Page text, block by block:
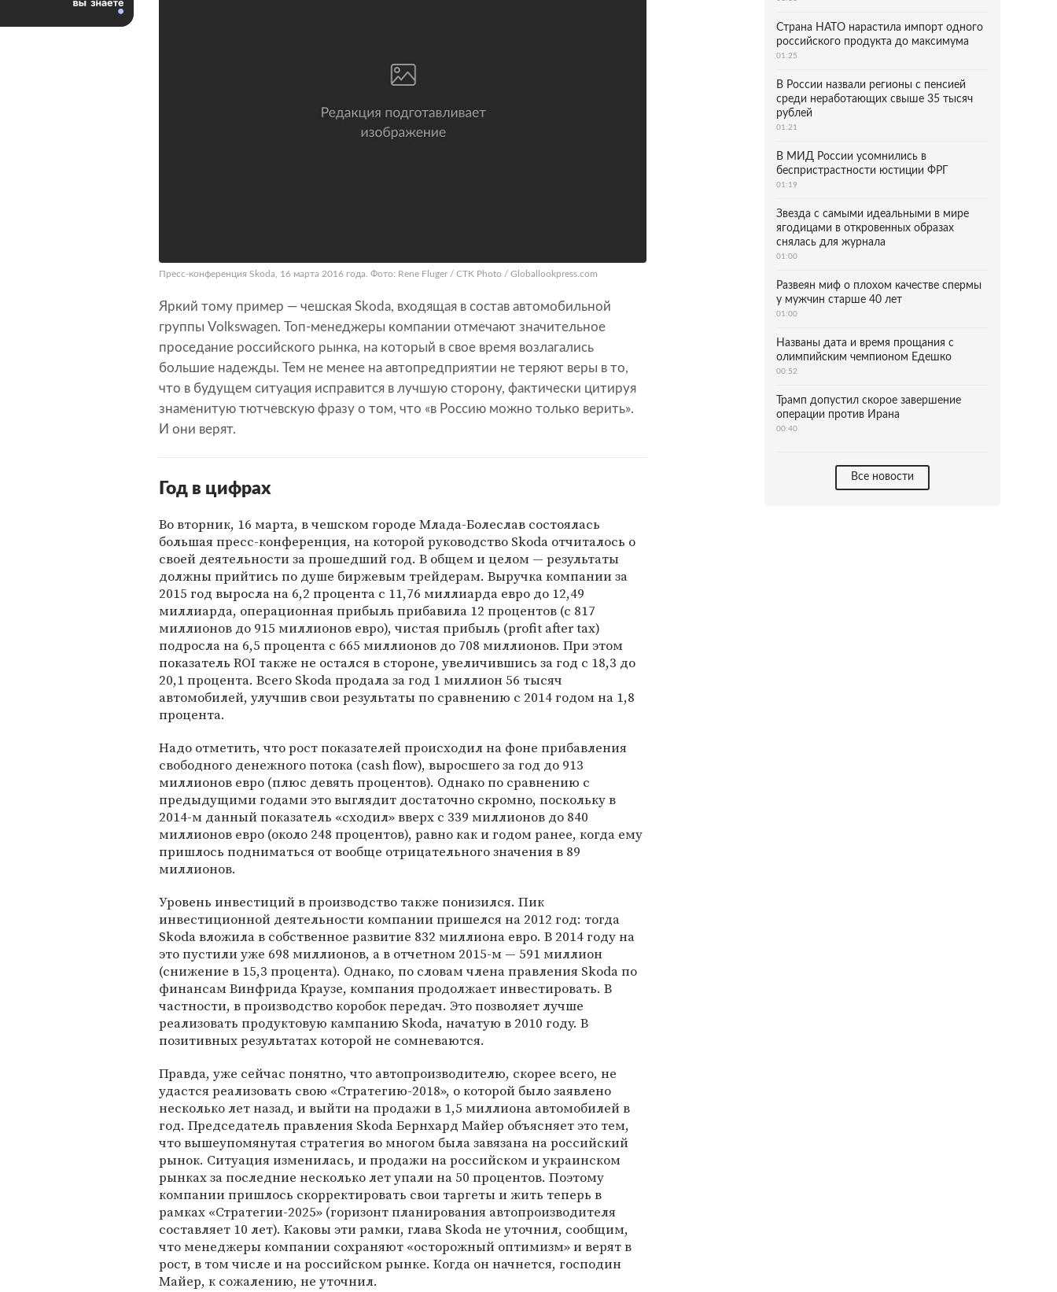
Пресс-конференция Skoda, 16 марта 2016 года. Фото: Rene Fluger / CTK Photo / Globallookpress.com
Яркий тому пример — чешская Skoda, входящая в состав автомобильной
группы Volkswagen. Топ-менеджеры компании отмечают значительное
проседание российского рынка, на который в свое время возлагались
большие надежды. Тем не менее на автопредприятии не теряют веры в то,
что в будущем ситуация исправится в лучшую сторону, фактически цитируя
знаменитую тютчевскую фразу о том, что «в Россию можно только верить».
И они верят.
Год в цифрах
Во вторник, 16 марта, в чешском городе Млада-Болеслав состоялась
большая пресс-конференция, на которой руководство Skoda отчиталось о
своей деятельности за прошедший год. В общем и целом — результаты
должны прийтись по душе биржевым трейдерам. Выручка компании за
2015 год выросла на 6,2 процента с 11,76 миллиарда евро до 12,49
миллиарда, операционная прибыль прибавила 12 процентов (с 817
миллионов до 915 миллионов евро), чистая прибыль (profit after tax)
подросла на 6,5 процента с 665 миллионов до 708 миллионов. При этом
показатель ROI также не остался в стороне, увеличившись за год с 18,3 до
20,1 процента. Всего Skoda продала за год 1 миллион 56 тысяч
автомобилей, улучшив свои результаты по сравнению с 2014 годом на 1,8
процента.
Надо отметить, что рост показателей происходил на фоне прибавления
свободного денежного потока (cash flow), выросшего за год до 913
миллионов евро (плюс девять процентов). Однако по сравнению с
предыдущими годами это выглядит достаточно скромно, поскольку в
2014-м данный показатель «сходил» вверх с 339 миллионов до 840
миллионов евро (около 248 процентов), равно как и годом ранее, когда ему
пришлось подниматься от вообще отрицательного значения в 89
миллионов.
Уровень инвестиций в производство также понизился. Пик
инвестиционной деятельности компании пришелся на 2012 год: тогда
Skoda вложила в собственное развитие 832 миллиона евро. В 2014 году на
это пустили уже 698 миллионов, а в отчетном 2015-м — 591 миллион
(снижение в 15,3 процента). Однако, по словам члена правления Skoda по
финансам Винфрида Краузе, компания продолжает инвестировать. В
частности, в производство коробок передач. Это позволяет лучше
реализовать продуктовую кампанию Skoda, начатую в 2010 году. В
позитивных результатах которой не сомневаются.
Правда, уже сейчас понятно, что автопроизводителю, скорее всего, не
удастся реализовать свою «Стратегию-2018», о которой было заявлено
несколько лет назад, и выйти на продажи в 1,5 миллиона автомобилей в
год. Председатель правления Skoda Бернхард Майер объясняет это тем,
что вышеупомянутая стратегия во многом была завязана на российский
рынок. Ситуация изменилась, и продажи на российском и украинском
рынках за последние несколько лет упали на 50 процентов. Поэтому
компании пришлось скорректировать свои таргеты и жить теперь в
рамках «Стратегии-2025» (горизонт планирования автопроизводителя
составляет 10 лет). Каковы эти рамки, глава Skoda не уточнил, сообщим,
что менеджеры компании сохраняют «осторожный оптимизм» и верят в
рост, в том числе и на российском рынке. Когда он начнется, господин
Майер, к сожалению, не уточнил.
Страна НАТО нарастила импорт одного
российского продукта до максимума
01:25
В России назвали регионы с пенсией
среди неработающих свыше 35 тысяч
рублей
01:21
В МИД России усомнились в
беспристрастности юстиции ФРГ
01:19
Звезда с самыми идеальными в мире
ягодицами в откровенных образах
снялась для журнала
01:00
Развеян миф о плохом качестве спермы
у мужчин старше 40 лет
01:00
Названы дата и время прощания с
олимпийским чемпионом Едешко
00:52
Трамп допустил скорое завершение
операции против Ирана
00:40
Все новости